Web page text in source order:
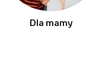
Dla mamy